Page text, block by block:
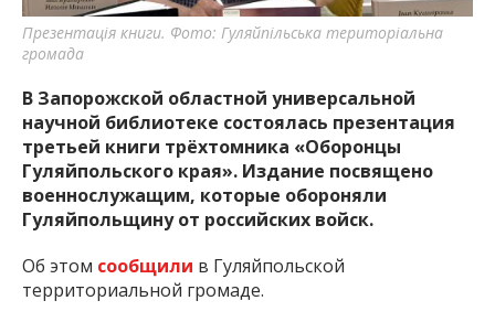
Презентація книги. Фото: Гуляйпільська територіальна
громада
В Запорожской областной универсальной
научной библиотеке состоялась презентация
третьей книги трёхтомника «Оборонцы
Гуляйпольского края». Издание посвящено
военнослужащим, которые обороняли
Гуляйпольщину от российских войск.
Об этом сообщили в Гуляйпольской
территориальной громаде.